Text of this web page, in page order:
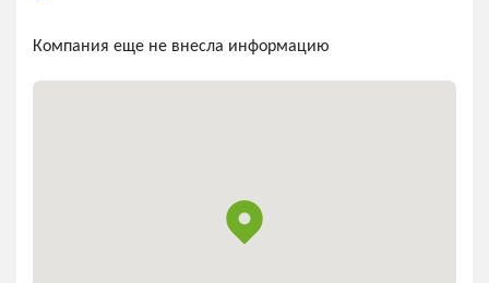
Компания еще не внесла информацию